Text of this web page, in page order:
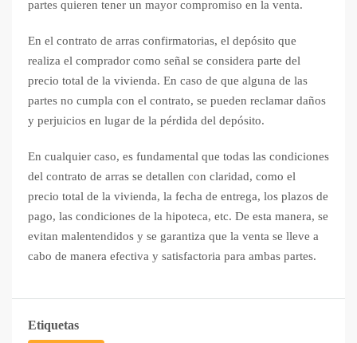
partes quieren tener un mayor compromiso en la venta.
En el contrato de arras confirmatorias, el depósito que
realiza el comprador como señal se considera parte del
precio total de la vivienda. En caso de que alguna de las
partes no cumpla con el contrato, se pueden reclamar daños
y perjuicios en lugar de la pérdida del depósito.
En cualquier caso, es fundamental que todas las condiciones
del contrato de arras se detallen con claridad, como el
precio total de la vivienda, la fecha de entrega, los plazos de
pago, las condiciones de la hipoteca, etc. De esta manera, se
evitan malentendidos y se garantiza que la venta se lleve a
cabo de manera efectiva y satisfactoria para ambas partes.
Etiquetas